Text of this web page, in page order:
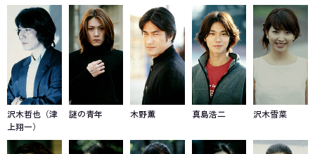
沢木哲也（津
上翔一）
謎の青年 木野薫 真島浩二 沢木雪菜